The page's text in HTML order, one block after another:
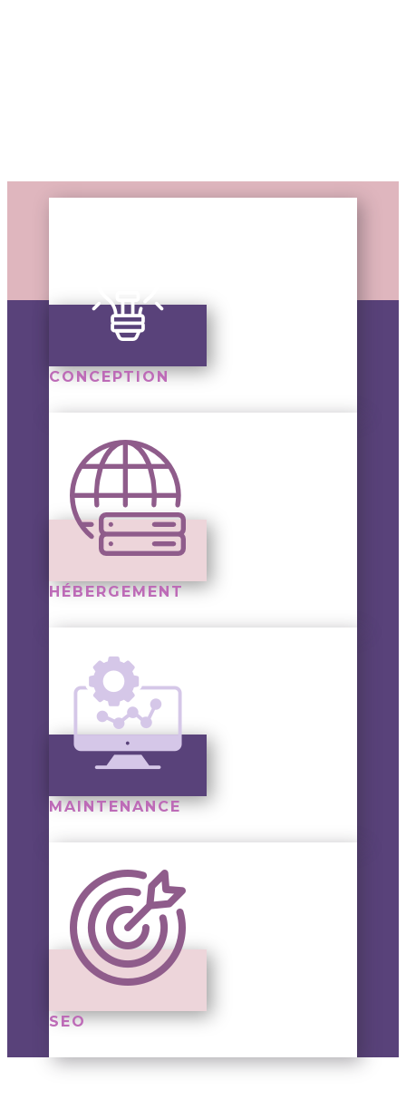
CONCEPTION
HÉBERGEMENT
MAINTENANCE
SEO